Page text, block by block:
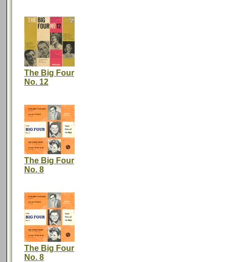
The Big Four
No. 12
The Big Four
No. 8
The Big Four
No. 8